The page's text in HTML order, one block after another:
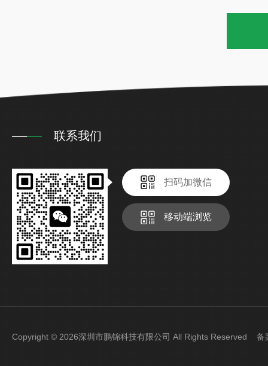
联系我们
扫码加微信
移动端浏览
Copyright © 2026深圳市鹏锦科技有限公司 All Rights Reserved 备